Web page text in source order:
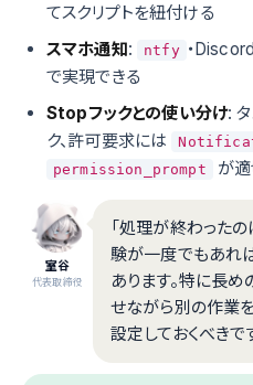
てスクリプトを紐付ける
スマホ通知: ntfy ・
で実現できる
Stopフックとの使い分け:
ク、許可要求には
permission_prompt が
室谷
代表取締役
「処理が終わった
験が一度でもあれ
あります。特に長め
せながら別の作業
設定しておくべきで